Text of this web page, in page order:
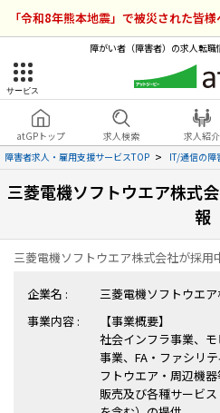
「令和8年熊本地震」で被災された皆
障がい者（障害者）の求人転
サービス
atGPトップ 求人検索 求人紹介
障害者求人・雇用支援サービスTOP
IT/通信の障
三菱電機ソフトウエア株式
報
企業名 :
三菱電機ソフトウエ
事業内容 :
【事業概要】
社会インフラ事業、
事業、FA・ファシリ
フトウエア・周辺機
販売及び各種サービ
障害者雇用のア
サービスラ
就転職支援サービス
障害者専門の就転職支援サービス
障害者アスリート専門の就転職支
ログイン
atGPトップ
各種サービス
求人を検索する
求人を紹介してもらう
スカウトを受ける